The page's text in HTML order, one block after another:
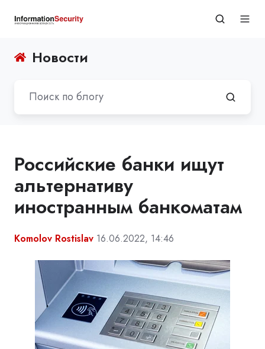
Новости
Российские банки ищут
альтернативу
иностранным банкоматам
Komolov Rostislav 16.06.2022, 14:46